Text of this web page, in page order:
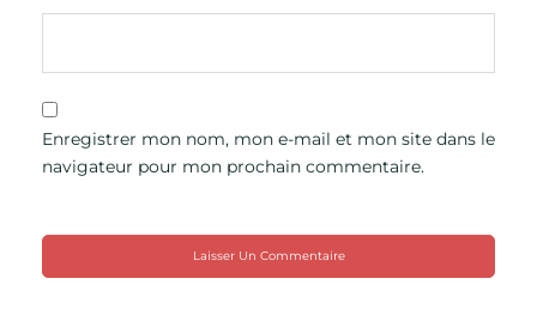
Enregistrer mon nom, mon e-mail et mon site dans le
navigateur pour mon prochain commentaire.